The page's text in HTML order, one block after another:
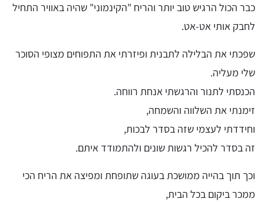
כבר הכול הרגיש טוב יותר והריח "הקינמוני" שהיה באוויר התחיל
לחבק אותי אט-אט.
שפכתי את הבלילה לתבנית ופיזרתי את התפוחים מצופי הסוכר
שלי מעליה.
הכנסתי לתנור והרגשתי אנחת רווחה.
זימנתי את השלווה והשמחה,
וחידדתי לעצמי שזה בסדר לבכות,
זה בסדר להכיל רגשות שונים ולהתמודד איתם.
וכך תוך בהייה ממושכת בעוגה שתופחת ומפיצה את הריח הכי
ממכר ביקום בכל הבית,